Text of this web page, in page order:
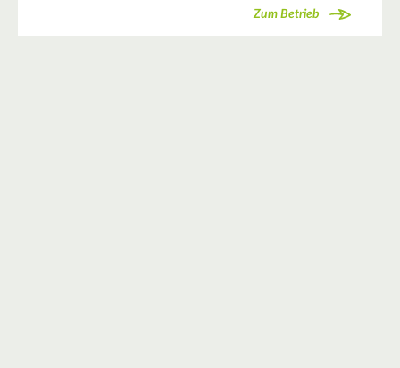
Zum Betrieb